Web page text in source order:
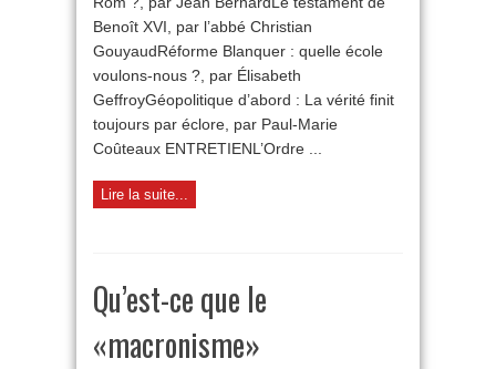
Benoît XVI, par l’abbé Christian
GouyaudRéforme Blanquer : quelle école
voulons-nous ?, par Élisabeth
GeffroyGéopolitique d’abord : La vérité finit
toujours par éclore, par Paul-Marie
Coûteaux ENTRETIENL’Ordre ...
Lire la suite...
Qu’est-ce que le
«macronisme»